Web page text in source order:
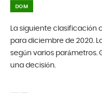
DOM
La siguiente clasificación
para diciembre de 2020.
según varios parámetros.
una decisión.